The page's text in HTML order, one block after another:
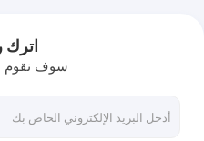
أنبوب زعنفة مقذوف
أنبوب ذو زعانف من الفولاذ
اترك
سوف نقوم